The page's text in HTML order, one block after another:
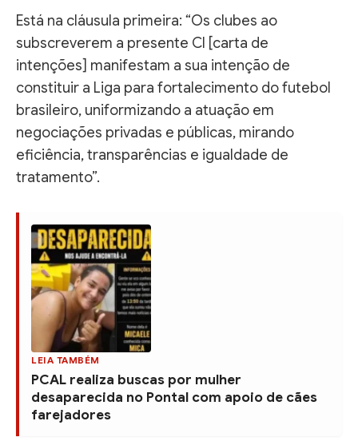
Está na cláusula primeira: “Os clubes ao
subscreverem a presente CI [carta de
intenções] manifestam a sua intenção de
constituir a Liga para fortalecimento do futebol
brasileiro, uniformizando a atuação em
negociações privadas e públicas, mirando
eficiência, transparências e igualdade de
tratamento”.
LEIA TAMBÉM
PCAL realiza buscas por mulher
desaparecida no Pontal com apoio de cães
farejadores